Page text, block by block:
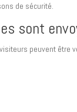
de sécurité.
sont
peuvent être